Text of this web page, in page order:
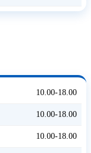
10.00-18.00
10.00-18.00
10.00-18.00